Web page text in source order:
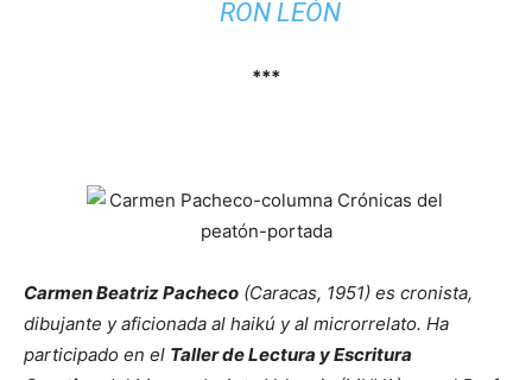
RON LEÓN
***
Carmen Beatriz Pacheco (Caracas, 1951) es cronista,
dibujante y aficionada al haikú y al microrrelato. Ha
participado en el Taller de Lectura y Escritura